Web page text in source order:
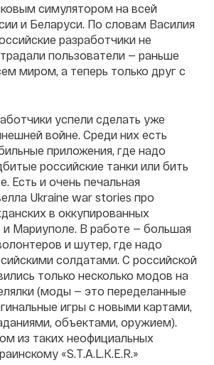
симулятором на всей
и Беларуси. По словам Василия
разработчики не
пользователи — раньше
миром, а теперь только друг с
успели сделать уже
войне. Среди них есть
приложения, где надо
российские танки или бить
Есть и очень печальная
Ukraine war stories про
в оккупированных
и Мариуполе. В работе — большая
и шутер, где надо
солдатами. С российской
только несколько модов на
(моды — это переделанные
игры с новыми картами,
объектами, оружием).
из таких неофициальных
«S.T.A.L.K.E.R.»